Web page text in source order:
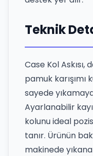
Teknik
Case Kol Askısı,
pamuk
sayede
Ayarlanabilir
kolunu ideal
tanır. Ürünün
makinede